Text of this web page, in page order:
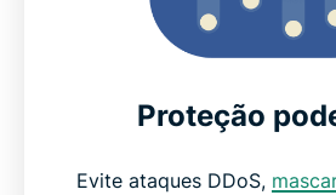
Proteção
Evite ataques DDoS,